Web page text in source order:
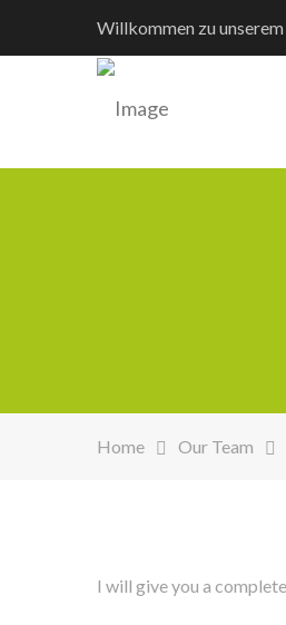
Willkommen zu
Home Our Team
I will give you a